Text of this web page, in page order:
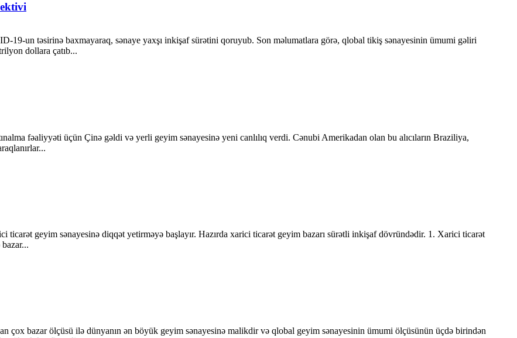
19-un təsirinə baxmayaraq, sənaye yaxşı inkişaf sürətini qoruyub. Son məlumatlara görə, qlobal tikiş sənayesinin ümumi gəliri
dollara çatıb...
fəaliyyəti üçün Çinə gəldi və yerli geyim sənayesinə yeni canlılıq verdi. Cənubi Amerikadan olan bu alıcıların Braziliya,
ticarət geyim sənayesinə diqqət yetirməyə başlayır. Hazırda xarici ticarət geyim bazarı sürətli inkişaf dövründədir. 1. Xarici ticarət
çox bazar ölçüsü ilə dünyanın ən böyük geyim sənayesinə malikdir və qlobal geyim sənayesinin ümumi ölçüsünün üçdə birindən